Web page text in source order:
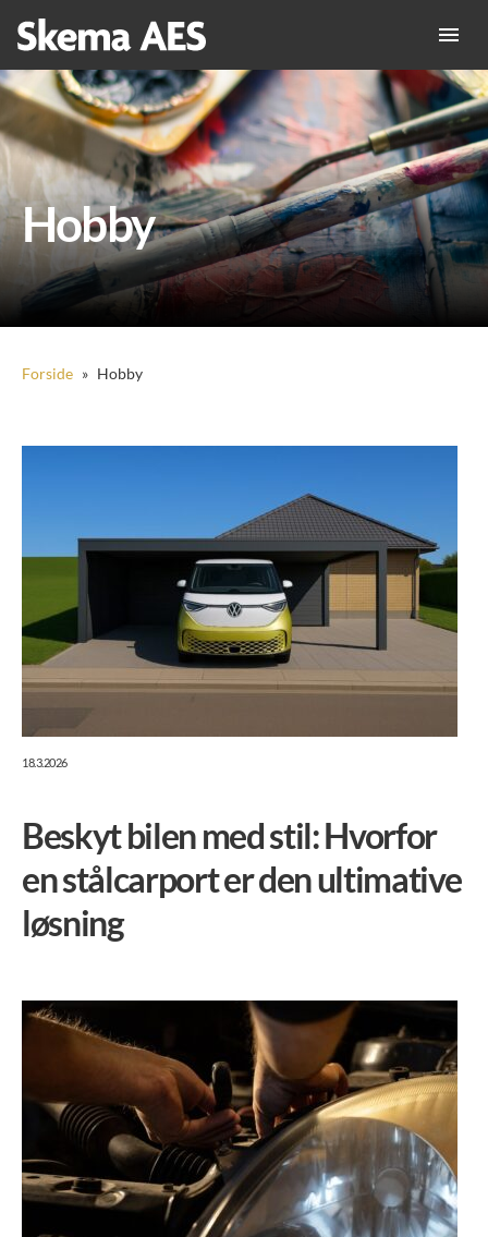
Hobby
Forside » Hobby
18.3.2026
Beskyt bilen med stil: Hvorfor
en stålcarport er den ultimative
løsning